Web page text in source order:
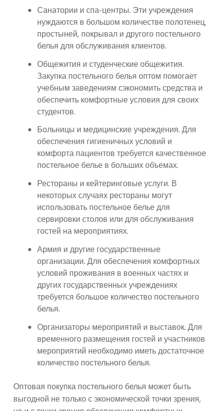
Санатории и спа-центры. Эти учреждения
нуждаются в большом количестве полотенец,
простыней, покрывал и другого постельного
белья для обслуживания клиентов.
Общежития и студенческие общежития.
Закупка постельного белья оптом помогает
учебным заведениям сэкономить средства и
обеспечить комфортные условия для своих
студентов.
Больницы и медицинские учреждения. Для
обеспечения гигиеничных условий и
комфорта пациентов требуется качественное
постельное белье в больших объемах.
Рестораны и кейтеринговые услуги. В
некоторых случаях рестораны могут
использовать постельное белье для
сервировки столов или для обслуживания
гостей на мероприятиях.
Армия и другие государственные
организации. Для обеспечения комфортных
условий проживания в военных частях и
других государственных учреждениях
требуется большое количество постельного
белья.
Организаторы мероприятий и выставок. Для
временного размещения гостей и участников
мероприятий необходимо иметь достаточное
количество постельного белья.
Оптовая покупка постельного белья может быть
выгодной не только с экономической точки зрения,